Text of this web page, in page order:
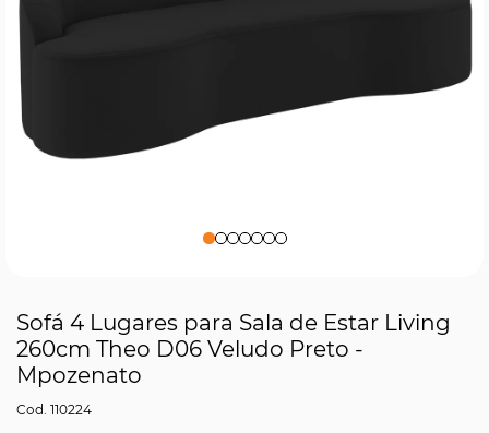
Sofá 4 Lugares para Sala de Estar Living
260cm Theo D06 Veludo Preto -
Mpozenato
110224